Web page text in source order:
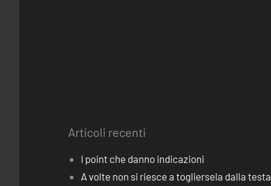
Articoli recenti
I point che danno indicazioni
A volte non si riesce a togliersela dalla testa